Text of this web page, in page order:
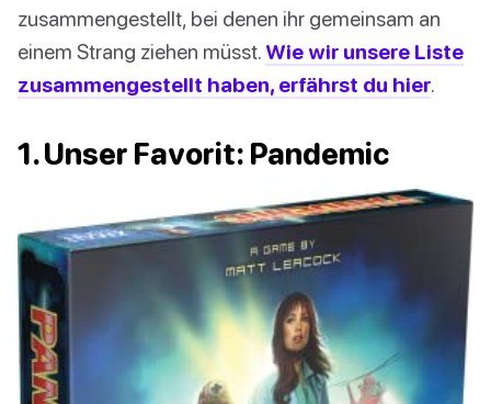
zusammengestellt, bei denen ihr gemeinsam an
einem Strang ziehen müsst. Wie wir unsere Liste
zusammengestellt haben, erfährst du hier.
1. Unser Favorit: Pandemic